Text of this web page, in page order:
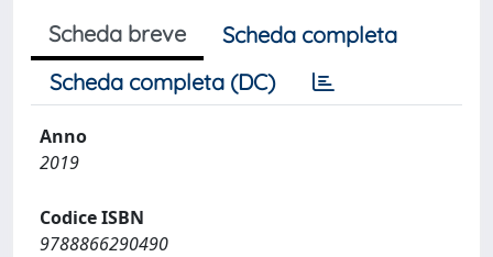
Scheda breve
Scheda completa
Scheda completa (DC)
Anno
2019
Codice ISBN
9788866290490